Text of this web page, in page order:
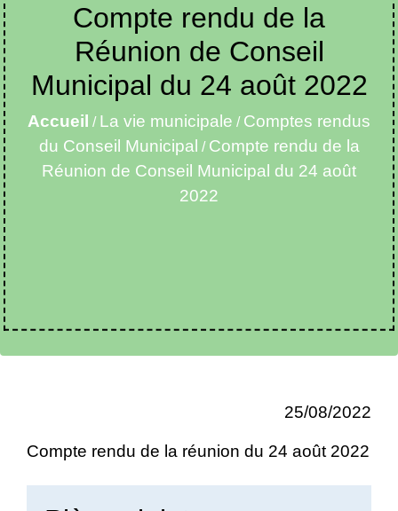
Compte rendu de la
Réunion de Conseil
Municipal du 24 août 2022
Accueil / La vie municipale / Comptes rendus
du Conseil Municipal / Compte rendu de la
Réunion de Conseil Municipal du 24 août
2022
25/08/2022
Compte rendu de la réunion du 24 août 2022